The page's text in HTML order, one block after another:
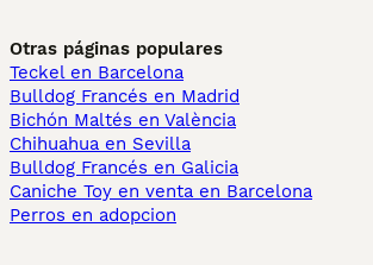
Otras páginas populares
Teckel en Barcelona
Bulldog Francés en Madrid
Bichón Maltés en València
Chihuahua en Sevilla
Bulldog Francés en Galicia
Caniche Toy en venta en Barcelona
Perros en adopcion